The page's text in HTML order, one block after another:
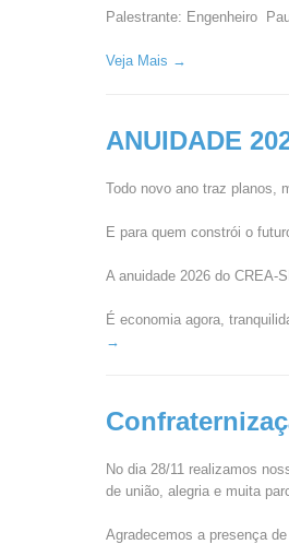
Palestrante: Engenheiro
Veja Mais →
ANUIDADE
Todo novo ano traz planos,
E para quem constrói o
A anuidade 2026 do CREA-
É economia agora,
→
No dia 28/11 realizamos
de união, alegria e muita
Agradecemos a presença